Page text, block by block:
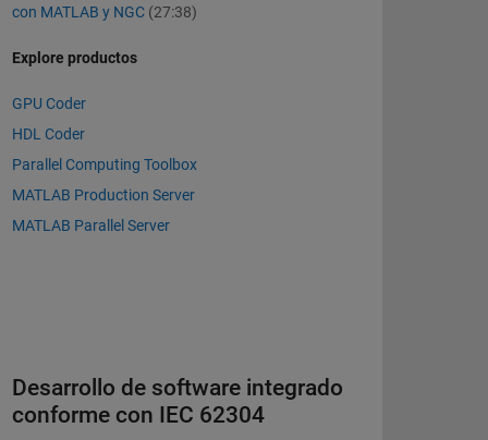
con MATLAB y NGC (27:38)
Explore productos
GPU Coder
HDL Coder
Parallel Computing Toolbox
MATLAB Production Server
MATLAB Parallel Server
Desarrollo de software integrado
conforme con IEC 62304